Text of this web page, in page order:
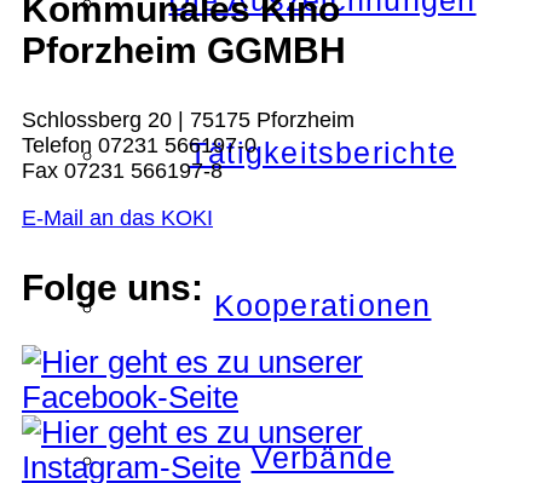
Tätigkeitsberichte
Kooperationen
Verbände
Kommunales Kino
Pforzheim GGMBH
Schlossberg 20 | 75175 Pforzheim
Telefon 07231 566197-0
Fax 07231 566197-8
E-Mail an das KOKI
Folge uns: